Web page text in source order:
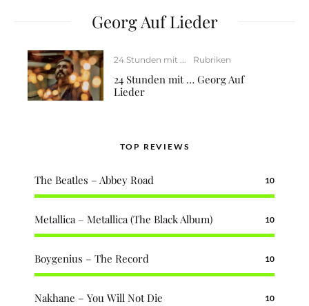
Georg Auf Lieder
24 Stunden mit ... Rubriken
24 Stunden mit … Georg Auf
Lieder
TOP REVIEWS
The Beatles – Abbey Road 10
Metallica – Metallica (The Black Album) 10
Boygenius – The Record 10
Nakhane – You Will Not Die 10